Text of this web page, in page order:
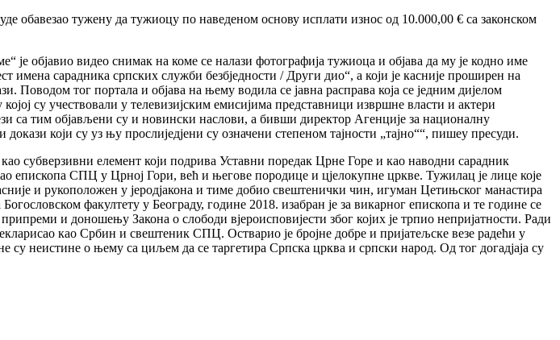
обавезао тужену да тужиоцу по наведеном основу исплати износ од 10.000,00 € са законском
објавио видео снимак на коме се налази фотографија тужиоца и објава да му је кодно име
имена сарадника српских служби безбједности / Други дио“, а који је касније проширен на
Поводом тог портала и објава на њему водила се јавна расправа која се једним дијелом
су учествовали у телевизијским емисијима представници извршне власти и актери
са тим објављени су и новински наслови, а бивши директор Агенције за националну
који су уз њу прослиједјени су означени степеном тајности „тајно““, пишеу пресуди.
субверзивни елемент који подрива Уставни поредак Црне Горе и као наводни сарадник
епископа СПЦ у Црној Гори, већ и његове породице и цјелокупне цркве. Тужилац је лице које
и рукоположен у јеродјакона и тиме добио свештенички чин, игуман Цетињског манастира
факултету у Београду, године 2018. изабран је за викарног епископа и те године се
и доношењу Закона о слободи вјероисповијести због којих је трпио непријатности. Ради
као Србин и свештеник СПЦ. Остварио је бројне добре и пријатељске везе радећи у
неистине о њему са циљем да се таргетира Српска црква и српски народ. Од тог догадјаја су